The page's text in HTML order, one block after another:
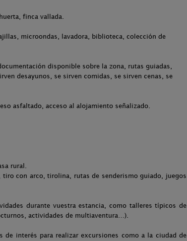
finca vallada.
microondas, lavadora, biblioteca, colección de
disponible sobre la zona, rutas guiadas,
desayunos, se sirven comidas, se sirven cenas, se
asfaltado, acceso al alojamiento señalizado.
rural.
con arco, tirolina, rutas de senderismo guiado, juegos
durante vuestra estancia, como talleres típicos de
actividades de multiaventura…).
de interés para realizar excursiones como a la ciudad de